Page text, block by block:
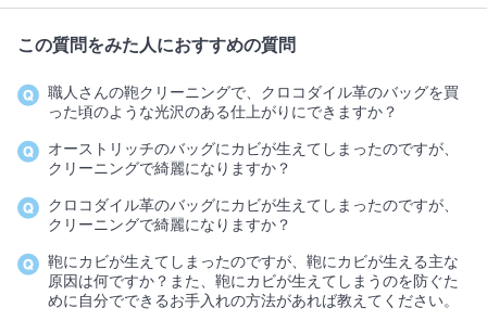
この質問をみた人におすすめの質問
職人さんの鞄クリーニングで、クロコダイル革のバッグを買
った頃のような光沢のある仕上がりにできますか？
オーストリッチのバッグにカビが生えてしまったのですが、
クリーニングで綺麗になりますか？
クロコダイル革のバッグにカビが生えてしまったのですが、
クリーニングで綺麗になりますか？
鞄にカビが生えてしまったのですが、鞄にカビが生える主な
原因は何ですか？また、鞄にカビが生えてしまうのを防ぐた
めに自分でできるお手入れの方法があれば教えてください。